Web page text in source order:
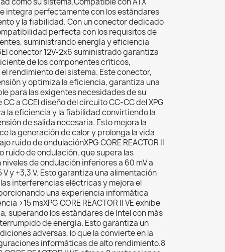
se integra perfectamente con los estándares
y la fiabilidad. Con un conector dedicado
perfecta con los requisitos de
suministrando energía y eficiencia
conector 12V-2x6 suministrado garantiza
de los componentes críticos,
rendimiento del sistema. Este conector,
y optimiza la eficiencia, garantiza una
para las exigentes necesidades de su
a CCEl diseño del circuito CC-CC del XPG
la eficiencia y la fiabilidad convirtiendo la
de salida necesaria. Esto mejora la
la generación de calor y prolonga la vida
ruido de ondulaciónXPG CORE REACTOR II
ruido de ondulación, que supera las
de ondulación inferiores a 60 mV a
V y +3,3 V. Esto garantiza una alimentación
interferencias eléctricas y mejora el
una experiencia informática
>15 msXPG CORE REACTOR II VE exhibe
superando los estándares de Intel con más
de energía. Esto garantiza un
adversas, lo que la convierte en la
informáticas de alto rendimiento.8